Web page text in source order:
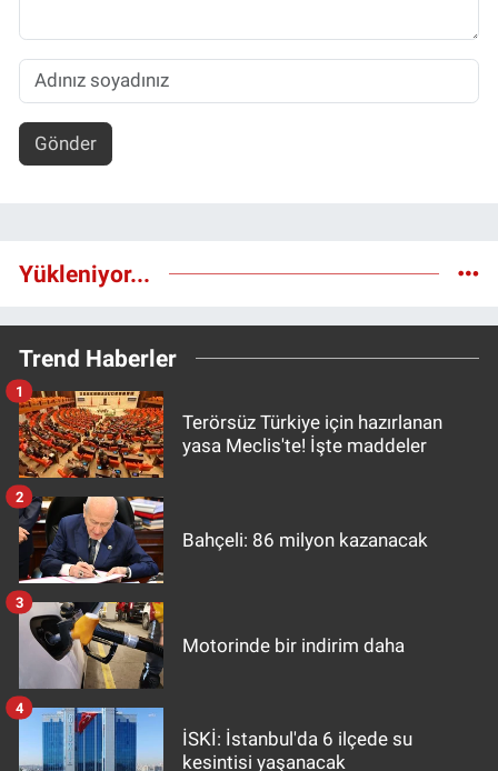
Gönder
Yükleniyor...
Trend Haberler
Terörsüz Türkiye için hazırlanan
yasa Meclis'te! İşte maddeler
1
Bahçeli: 86 milyon kazanacak
2
Motorinde bir indirim daha
3
İSKİ: İstanbul'da 6 ilçede su
kesintisi yaşanacak
4